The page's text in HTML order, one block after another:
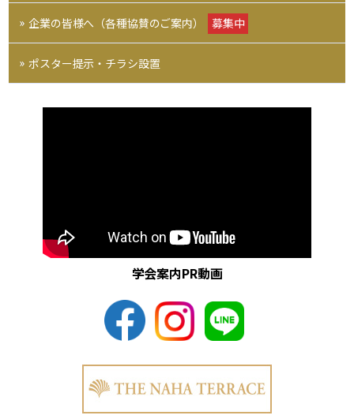
企業の皆様へ（各種協賛のご案内） 募集中
ポスター提示・チラシ設置
学会案内PR動画